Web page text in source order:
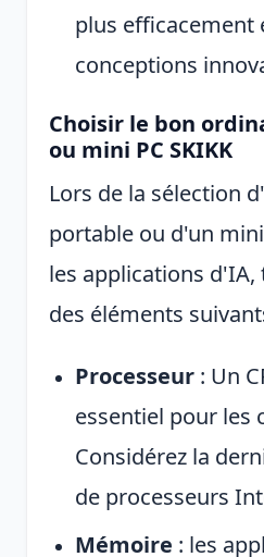
plus efficacement
conceptions
Choisir le bon
ou mini PC SKIKK
Lors de la sélection
portable ou d'un mini
les applications d'IA,
des éléments
Processeur : Un
essentiel pour les
Considérez la
de processeurs
Mémoire : les